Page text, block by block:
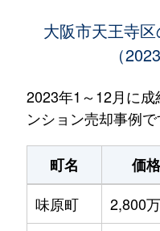
大阪市天王寺
（
2023年1～12月に
ンション売却事例で
町名 価
味原町
2,800